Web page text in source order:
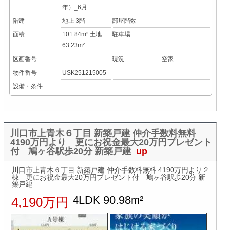
年）_6月
階建 地上 3階
部屋階数
面積
101.84m² 土地
63.23m²
駐車場
区画番号 現況
空家
物件番号
USK251215005
設備・条件
川口市上青木６丁目 新築戸建 仲介手数料無料
4190万円より 更にお祝金最大20万円プレゼント
付 鳩ヶ谷駅歩20分 新築戸建 up
川口市上青木６丁目 新築戸建 仲介手数料無料 4190万円より２
棟 更にお祝金最大20万円プレゼント付 鳩ヶ谷駅歩20分 新
築戸建
4,190万円 4LDK 90.98m²